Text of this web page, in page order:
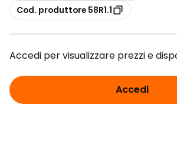
copia
Cod. produttore 58R1.1
Accedi per visualizzare prezzi e
Accedi